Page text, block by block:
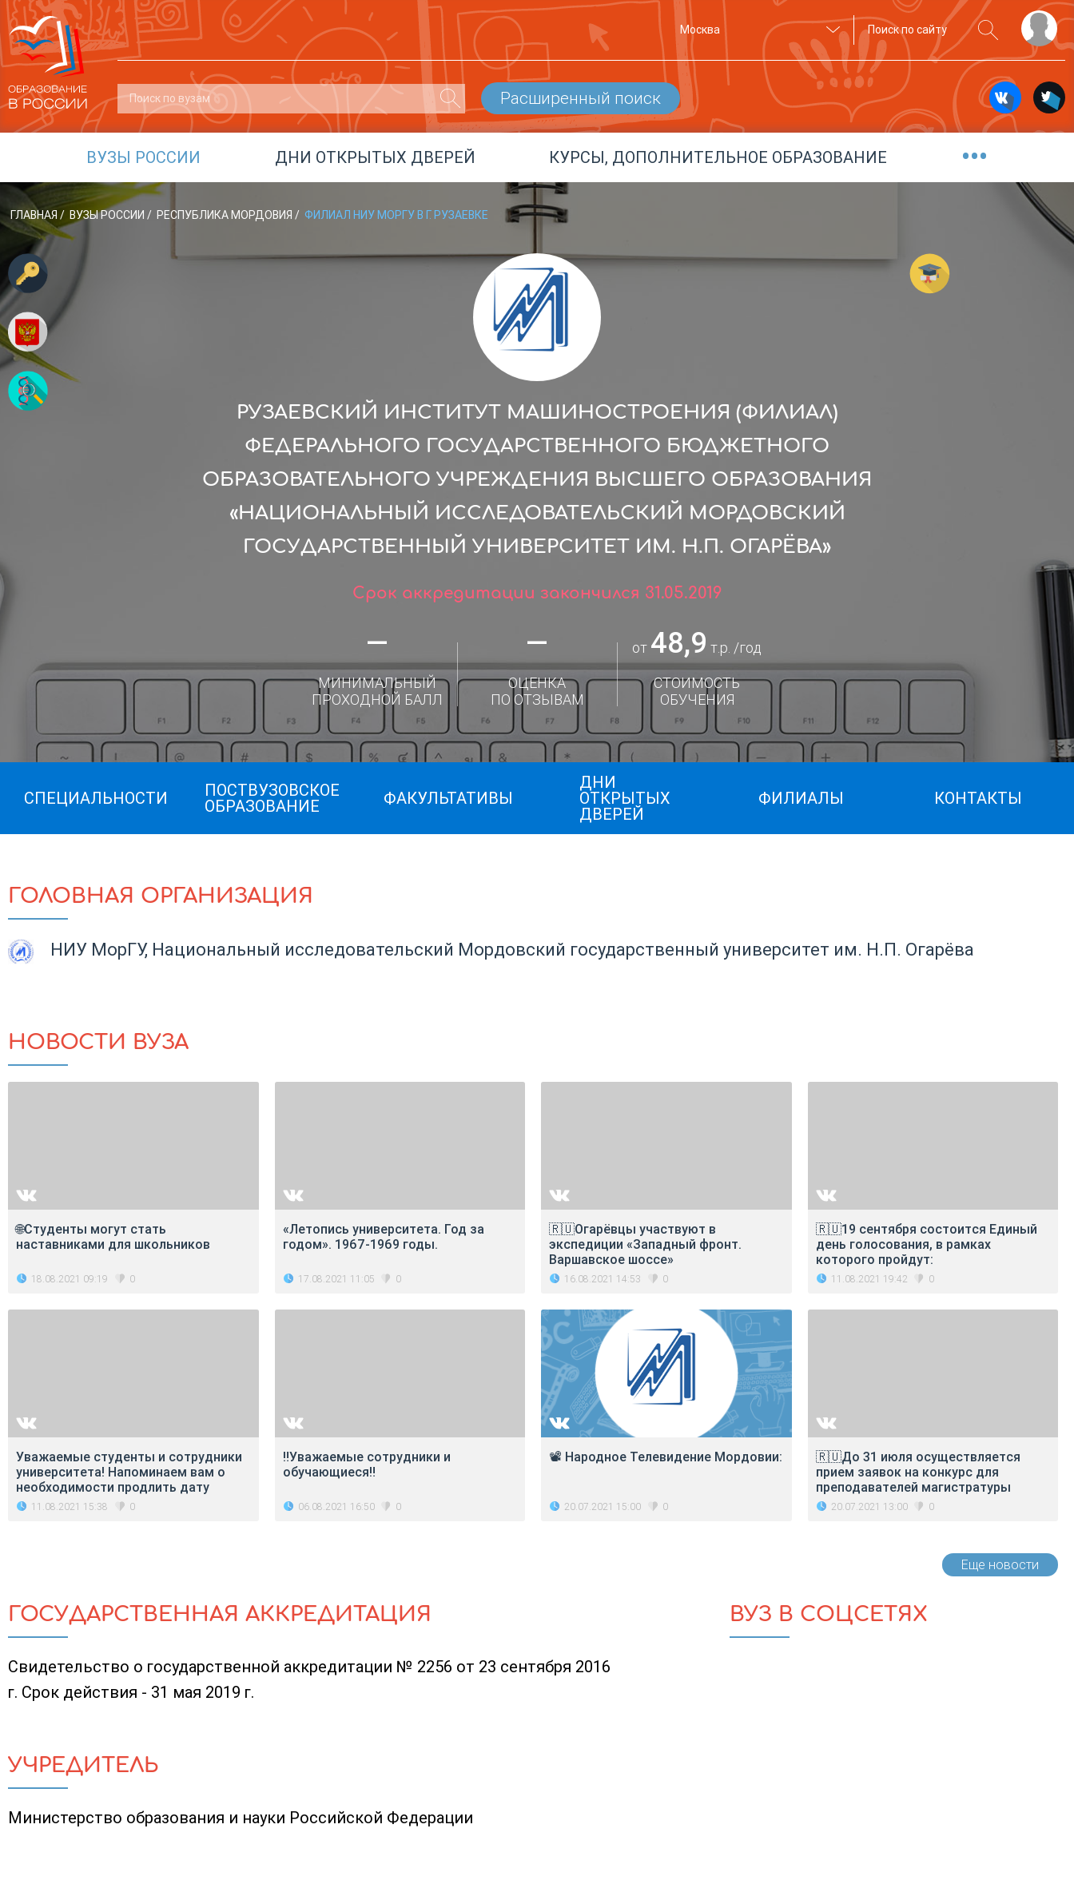
Москва
Расширенный поиск
ВУЗЫ РОССИИ ДНИ ОТКРЫТЫХ ДВЕРЕЙ КУРСЫ, ДОПОЛНИТЕЛЬНОЕ ОБРАЗОВАНИЕ •••
ГЛАВНАЯ / ВУЗЫ РОССИИ / РЕСПУБЛИКА МОРДОВИЯ / ФИЛИАЛ НИУ МОРГУ В Г. РУЗАЕВКЕ
РУЗАЕВСКИЙ ИНСТИТУТ МАШИНОСТРОЕНИЯ (ФИЛИАЛ)
ФЕДЕРАЛЬНОГО ГОСУДАРСТВЕННОГО БЮДЖЕТНОГО
ОБРАЗОВАТЕЛЬНОГО УЧРЕЖДЕНИЯ ВЫСШЕГО ОБРАЗОВАНИЯ
«НАЦИОНАЛЬНЫЙ ИССЛЕДОВАТЕЛЬСКИЙ МОРДОВСКИЙ
ГОСУДАРСТВЕННЫЙ УНИВЕРСИТЕТ ИМ. Н.П. ОГАРЁВА»
Срок аккредитации закончился 31.05.2019
—
МИНИМАЛЬНЫЙ
ПРОХОДНОЙ БАЛЛ
—
ОЦЕНКА
ПО ОТЗЫВАМ
от 48,9 т.р. /год
СТОИМОСТЬ
ОБУЧЕНИЯ
СПЕЦИАЛЬНОСТИ
ПОСТВУЗОВСКОЕ
ОБРАЗОВАНИЕ
ФАКУЛЬТАТИВЫ
ДНИ
ОТКРЫТЫХ
ДВЕРЕЙ
ФИЛИАЛЫ КОНТАКТЫ
ГОЛОВНАЯ ОРГАНИЗАЦИЯ
НИУ МорГУ, Национальный исследовательский Мордовский государственный университет им. Н.П. Огарёва
НОВОСТИ ВУЗА
🌐Студенты могут стать
наставниками для школьников
18.08.2021 09:19 0
«Летопись университета. Год за
годом». 1967-1969 годы.
17.08.2021 11:05 0
🇷🇺Огарёвцы участвуют в
экспедиции «Западный фронт.
Варшавское шоссе»
16.08.2021 14:53 0
🇷🇺19 сентября состоится Единый
день голосования, в рамках
которого пройдут:
11.08.2021 19:42 0
Уважаемые студенты и сотрудники
университета! Напоминаем вам о
необходимости продлить дату
11.08.2021 15:38 0
‼Уважаемые сотрудники и
обучающиеся‼
06.08.2021 16:50 0
📽 Народное Телевидение Мордовии:
20.07.2021 15:00 0
🇷🇺До 31 июля осуществляется
прием заявок на конкурс для
преподавателей магистратуры
20.07.2021 13:00 0
Еще новости
ГОСУДАРСТВЕННАЯ АККРЕДИТАЦИЯ
Свидетельство о государственной аккредитации № 2256 от 23 сентября 2016
г. Срок действия - 31 мая 2019 г.
УЧРЕДИТЕЛЬ
Министерство образования и науки Российской Федерации
ВУЗ В СОЦСЕТЯХ